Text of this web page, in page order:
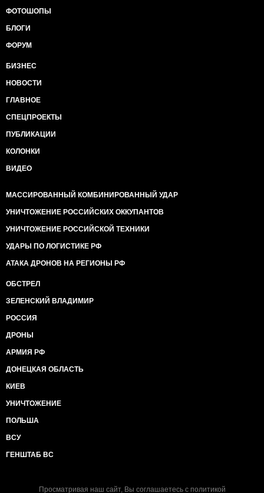
ФОТОШОПЫ
БЛОГИ
ФОРУМ
БИЗНЕС
НОВОСТИ
ГЛАВНОЕ
СПЕЦПРОЕКТЫ
ПУБЛИКАЦИИ
КОЛОНКИ
ВИДЕО
МАССИРОВАННЫЙ КОМБИНИРОВАННЫЙ УДАР
УНИЧТОЖЕНИЕ РОССИЙСКИХ ОККУПАНТОВ
УНИЧТОЖЕНИЕ РОССИЙСКОЙ ТЕХНИКИ
УДАРЫ ПО ЛОГИСТИКЕ РФ
АТАКА ДРОНОВ НА РЕГИОНЫ РФ
ОБСТРЕЛ
ЗЕЛЕНСКИЙ ВЛАДИМИР
РОССИЯ
ДРОНЫ
АРМИЯ РФ
ДОНЕЦКАЯ ОБЛАСТЬ
КИЕВ
УНИЧТОЖЕНИЕ
ПОЛЬША
ВСУ
ГЕНШТАБ ВС
Просматривая наш сайт, Вы соглашаетесь с политикой